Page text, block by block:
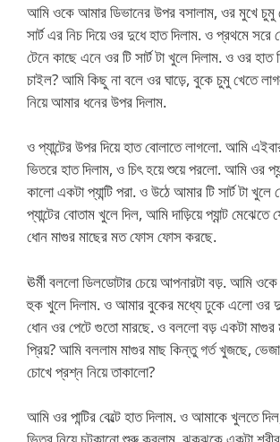
আমি ওকে আমার ডিভানের উপর বসালাম, ওর মুখে চুমু
সার্ট এর নিচ দিয়ে ওর দুধে হাত দিলাম. ও প্রথমে
টেনে কাছে এনে ওর টি সার্ট টা খুলে দিলাম. ও ওর
চাইল? আমি কিছু না বলে ওর ঘাড়ে, বুকে চুমু খেতে
নিয়ে আমার ধনের উপর দিলাম.
ও প্যান্টের উপর দিয়ে হাত বোলাতে লাগলো. আমি
ভিতরে হাত দিলাম, ও চিৎ হয়ে শুয়ে পরলো. আমি ওর
কালো একটা প্যান্টি পরা. ও উঠে আমার টি সার্ট টা
প্যান্টের বোতাম খুলে দিল, আমি দাড়িয়ে প্যান্ট
ধোন মাগুর মাছের মত ফোস ফোস করছে.
ঊর্মী বললো ডিলডোটার চেয়ে আপনারটা বড়. আমি ওকে
হুক খুলে দিলাম. ও আমার বুকের মধ্যে ঢুকে এলো ওর
ধোন ওর পেটে গুতো মারছে. ও বললো বড় একটা
প্রিয়? আমি বললাম মাগুর মাছ কিন্তু গর্ত খুজছে,
চোখে প্রশ্ন নিয়ে তাকালো?
আমি ওর পান্টির বেল্টে হাত দিলাম. ও আমাকে খুলতে